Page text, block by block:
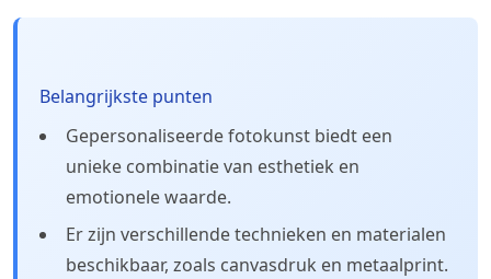
Belangrijkste punten
Gepersonaliseerde fotokunst biedt een
unieke combinatie van esthetiek en
emotionele waarde.
Er zijn verschillende technieken en materialen
beschikbaar, zoals canvasdruk en metaalprint.